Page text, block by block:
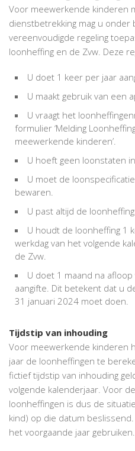
Voor meewerkende kinderen
dienstbetrekking mag u
vereenvoudigde regeling
loonheffing en de Zvw. Deze
U doet 1 keer per jaar
U maakt gebruik van een
U vraagt het
formulier ‘Melding
meewerkende kinderen’.
U hoeft geen loonstaten
U moet de
bewaren.
U past altijd de
U houdt de loonheffing 1
werkdag van het volgende
de Zvw.
U doet 1 maand na
aangifte. Dit betekent dat u
31 januari 2024 moet doen.
Tijdstip van inhouding
Voor meewerkende kinderen
jaar de loonheffingen te
fictief tijdstip van inhouding
volgende kalenderjaar. Voor
loonheffingen is dus de
kind) op die datum
het voorgaande jaar gebruiken.